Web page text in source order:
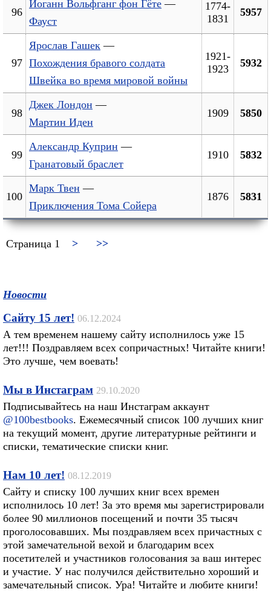
96
Иоганн Вольфганг фон Гёте —
Фауст
1774-
1831
5957
97
Ярослав Гашек —
Похождения бравого солдата
Швейка во время мировой войны
1921-
1923
5932
98
Джек Лондон —
Мартин Иден
1909 5850
99
Александр Куприн —
Гранатовый браслет
1910 5832
100
Марк Твен —
Приключения Тома Сойера
1876 5831
Страница 1 > >>
Новости
Сайту 15 лет! 06.12.2024
А тем временем нашему сайту исполнилось уже 15
лет!!! Поздравляем всех сопричастных! Читайте книги!
Это лучше, чем воевать!
Мы в Инстаграм 29.10.2020
Подписывайтесь на наш Инстаграм аккаунт
@100bestbooks. Ежемесячный список 100 лучших книг
на текущий момент, другие литературные рейтинги и
списки, тематические списки книг.
Нам 10 лет! 08.12.2019
Сайту и списку 100 лучших книг всех времен
исполнилось 10 лет! За это время мы зарегистрировали
более 90 миллионов посещений и почти 35 тысяч
проголосовавших. Мы поздравляем всех причастных с
этой замечательной вехой и благодарим всех
посетителей и участников голосования за ваш интерес
и участие. У нас получился действительно хороший и
замечательный список. Ура! Читайте и любите книги!